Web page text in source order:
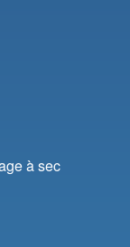
à sec